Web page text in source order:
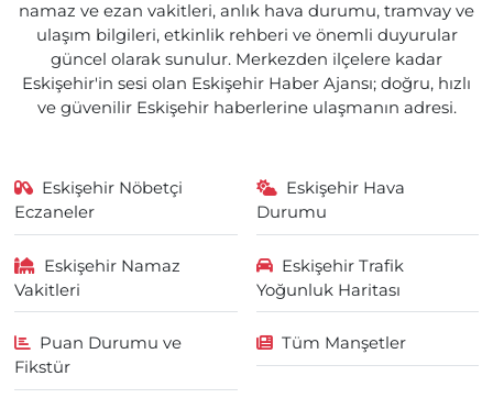
namaz ve ezan vakitleri, anlık hava durumu, tramvay ve
ulaşım bilgileri, etkinlik rehberi ve önemli duyurular
güncel olarak sunulur. Merkezden ilçelere kadar
Eskişehir'in sesi olan Eskişehir Haber Ajansı; doğru, hızlı
ve güvenilir Eskişehir haberlerine ulaşmanın adresi.
Eskişehir Nöbetçi
Eczaneler
Eskişehir Hava
Durumu
Eskişehir Namaz
Vakitleri
Eskişehir Trafik
Yoğunluk Haritası
Puan Durumu ve
Fikstür
Tüm Manşetler